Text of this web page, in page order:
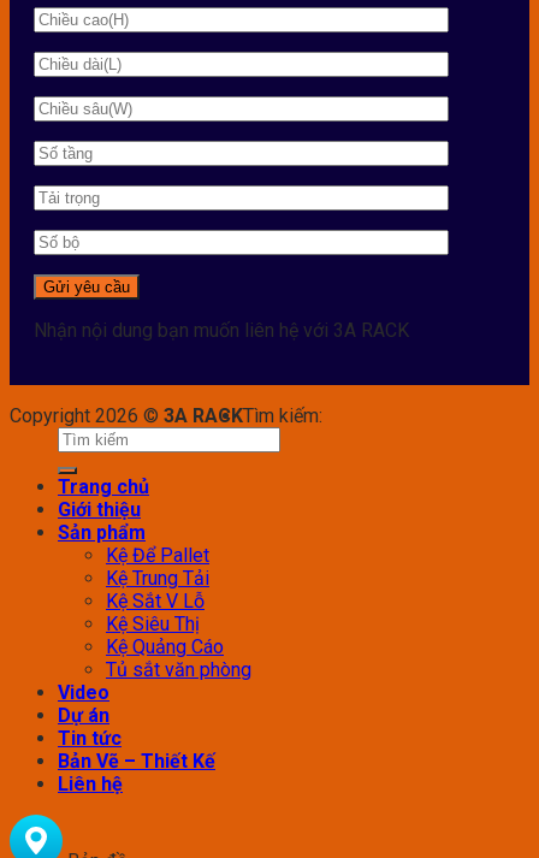
Nhận nội dung bạn muốn liên hệ với 3A RACK
Copyright 2026 © 3A RACKTìm kiếm:
Trang chủ
Giới thiệu
Sản phẩm
Kệ Để Pallet
Kệ Trung Tải
Kệ Sắt V Lỗ
Kệ Siêu Thị
Kệ Quảng Cáo
Tủ sắt văn phòng
Video
Dự án
Tin tức
Bản Vẽ – Thiết Kế
Liên hệ